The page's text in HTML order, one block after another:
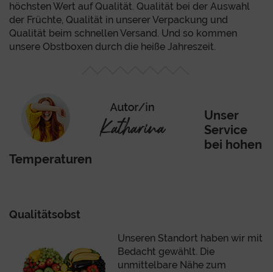
höchsten Wert auf Qualität. Qualität bei der Auswahl
der Früchte, Qualität in unserer Verpackung und
Qualität beim schnellen Versand. Und so kommen
unsere Obstboxen durch die heiße Jahreszeit.
Unser
Service
bei hohen
Temperaturen
Qualitätsobst
Unseren Standort haben wir mit
Bedacht gewählt. Die
unmittelbare Nähe zum